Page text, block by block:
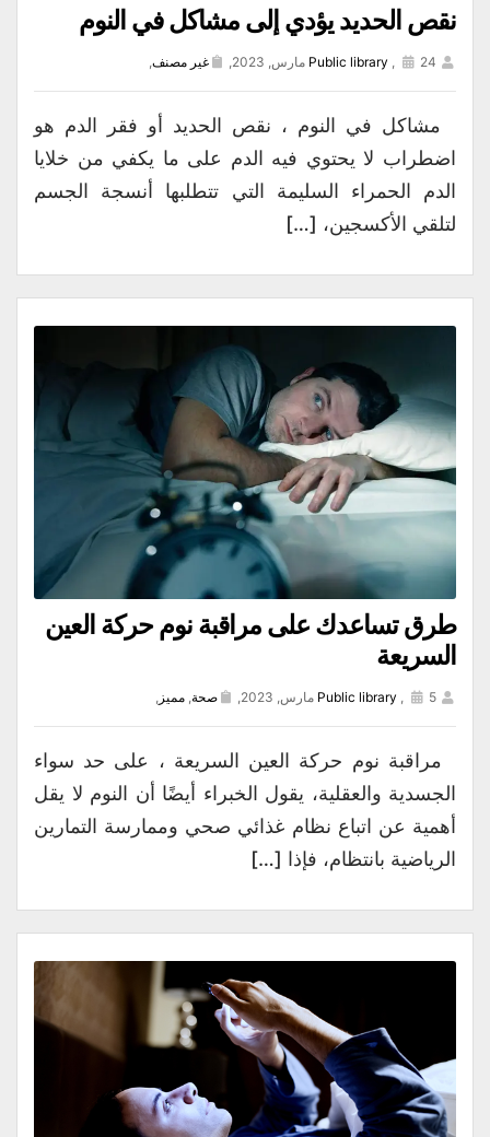
نقص الحديد يؤدي إلى مشاكل في النوم
Public library , 24 مارس, 2023, غير مصنف,
مشاكل في النوم ، نقص الحديد أو فقر الدم هو
اضطراب لا يحتوي فيه الدم على ما يكفي من خلايا
الدم الحمراء السليمة التي تتطلبها أنسجة الجسم
لتلقي الأكسجين، […]
طرق تساعدك على مراقبة نوم حركة العين
السريعة
Public library , 5 مارس, 2023, صحة, مميز ,
مراقبة نوم حركة العين السريعة ، على حد سواء
الجسدية والعقلية، يقول الخبراء أيضًا أن النوم لا يقل
أهمية عن اتباع نظام غذائي صحي وممارسة التمارين
الرياضية بانتظام، فإذا […]